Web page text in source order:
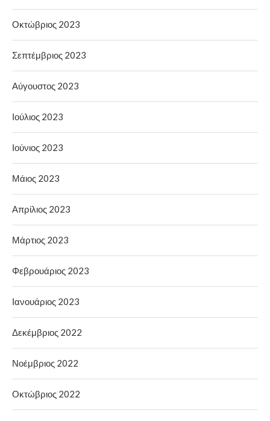
Οκτώβριος 2023
Σεπτέμβριος 2023
Αύγουστος 2023
Ιούλιος 2023
Ιούνιος 2023
Μάιος 2023
Απρίλιος 2023
Μάρτιος 2023
Φεβρουάριος 2023
Ιανουάριος 2023
Δεκέμβριος 2022
Νοέμβριος 2022
Οκτώβριος 2022